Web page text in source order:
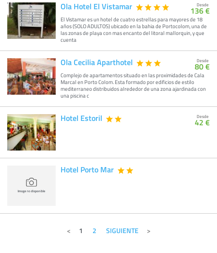
Ola Hotel El Vistamar
El Vistamar es un hotel de cuatro estrellas para mayores de 18
años (SOLO ADULTOS) ubicado en la bahia de Portocolom, una de
las zonas de playa con mas encanto del litoral mallorquin, y que
cuenta
Desde
136 €
Ola Cecilia Aparthotel
Complejo de apartamentos situado en las proximidades de Cala
Marcal en Porto Colom. Esta formado por edificios de estilo
mediterraneo distribuidos alrededor de una zona ajardinada con
una piscina c
Desde
80 €
Hotel Estoril Desde
42 €
Hotel Porto Mar
1 2 SIGUIENTE